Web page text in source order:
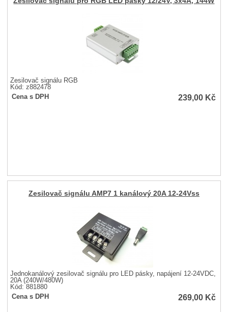
Zesilovač signálu RGB
Kód: z882478
Cena s DPH
239,00 Kč
Zesilovač signálu AMP7 1 kanálový 20A 12-24Vss
Jednokanálový zesilovač signálu pro LED pásky, napájení 12-24VDC,
20A (240W/480W)
Kód: 881880
Cena s DPH
269,00 Kč